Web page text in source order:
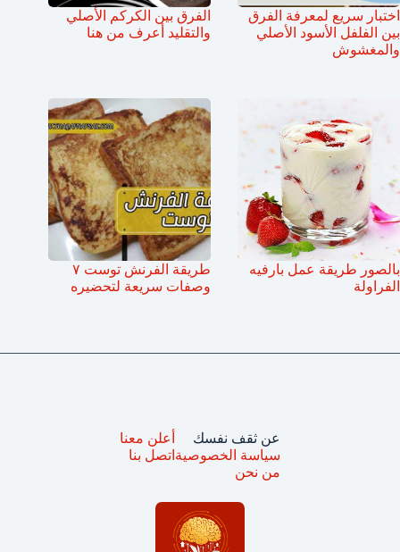
اختبار سريع لمعرفة الفرق
بين الفلفل الأسود الأصلي
والمغشوش
الفرق بين الكركم الأصلي
والتقليد أعرف من هنا
بالصور طريقة عمل بارفيه
الفراولة
طريقة الفرنش توست ٧
وصفات سريعة لتحضيره
عن ثقف نفسك
سياسة الخصوصية
من نحن
أعلن معنا
اتصل بنا